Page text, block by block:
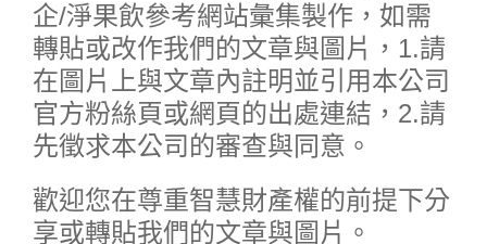
企/淨果飲參考網站彙集製作，如需
轉貼或改作我們的文章與圖片，1.請
在圖片上與文章內註明並引用本公司
官方粉絲頁或網頁的出處連結，2.請
先徵求本公司的審查與同意。
歡迎您在尊重智慧財產權的前提下分
享或轉貼我們的文章與圖片。